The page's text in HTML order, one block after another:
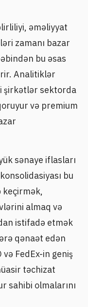
əməliyyat
zamanı bazar
bu əsas
Analitiklər
şirkətlər sektorda
və premium
sənaye iflasları
bu
keçirmək,
almaq və
istifadə etmək
qənaət edən
FedEx-in geniş
təchizat
sahibi olmalarını